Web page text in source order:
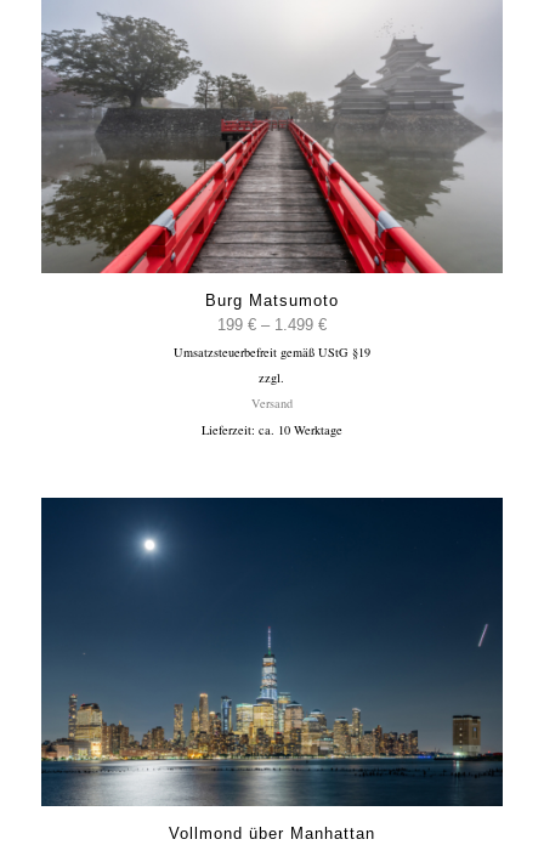
Burg Matsumoto
199 € – 1.499 €Preisspanne:
199 €
Umsatzsteuerbefreit gemäß UStG §19
zzgl.
Versand
Lieferzeit: ca. 10 Werktage
Vollmond über Manhattan